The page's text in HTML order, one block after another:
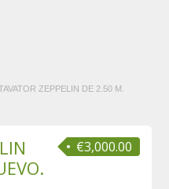
ZEPPELIN DE 2.50 M.
€3,000.00